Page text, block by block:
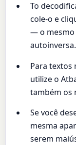
To
cole-o e
— o mesmo
autoinversa.
Para textos
utilize o
também os
Se você
mesma
serem